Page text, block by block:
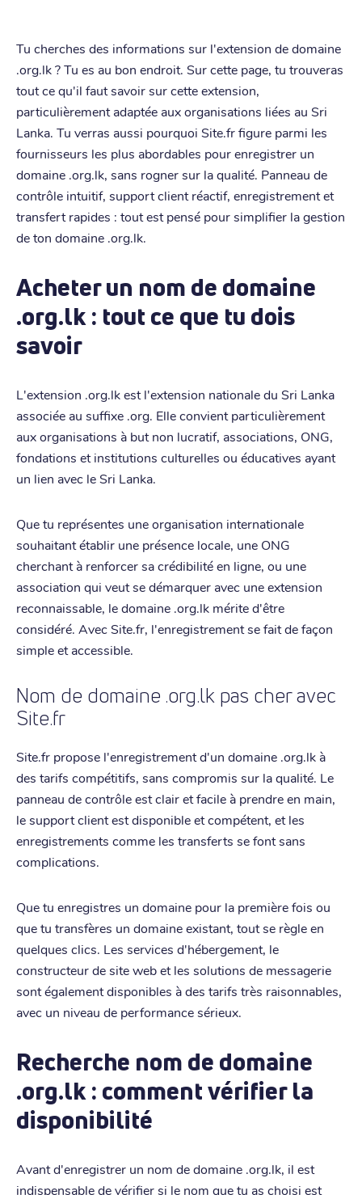
Tu cherches des informations sur l'extension de domaine
.org.lk ? Tu es au bon endroit. Sur cette page, tu trouveras
tout ce qu'il faut savoir sur cette extension,
particulièrement adaptée aux organisations liées au Sri
Lanka. Tu verras aussi pourquoi Site.fr figure parmi les
fournisseurs les plus abordables pour enregistrer un
domaine .org.lk, sans rogner sur la qualité. Panneau de
contrôle intuitif, support client réactif, enregistrement et
transfert rapides : tout est pensé pour simplifier la gestion
de ton domaine .org.lk.
Acheter un nom de domaine
.org.lk : tout ce que tu dois
savoir
L'extension .org.lk est l'extension nationale du Sri Lanka
associée au suffixe .org. Elle convient particulièrement
aux organisations à but non lucratif, associations, ONG,
fondations et institutions culturelles ou éducatives ayant
un lien avec le Sri Lanka.
Que tu représentes une organisation internationale
souhaitant établir une présence locale, une ONG
cherchant à renforcer sa crédibilité en ligne, ou une
association qui veut se démarquer avec une extension
reconnaissable, le domaine .org.lk mérite d'être
considéré. Avec Site.fr, l'enregistrement se fait de façon
simple et accessible.
Nom de domaine .org.lk pas cher avec
Site.fr
Site.fr propose l'enregistrement d'un domaine .org.lk à
des tarifs compétitifs, sans compromis sur la qualité. Le
panneau de contrôle est clair et facile à prendre en main,
le support client est disponible et compétent, et les
enregistrements comme les transferts se font sans
complications.
Que tu enregistres un domaine pour la première fois ou
que tu transfères un domaine existant, tout se règle en
quelques clics. Les services d'hébergement, le
constructeur de site web et les solutions de messagerie
sont également disponibles à des tarifs très raisonnables,
avec un niveau de performance sérieux.
Recherche nom de domaine
.org.lk : comment vérifier la
disponibilité
Avant d'enregistrer un nom de domaine .org.lk, il est
indispensable de vérifier si le nom que tu as choisi est